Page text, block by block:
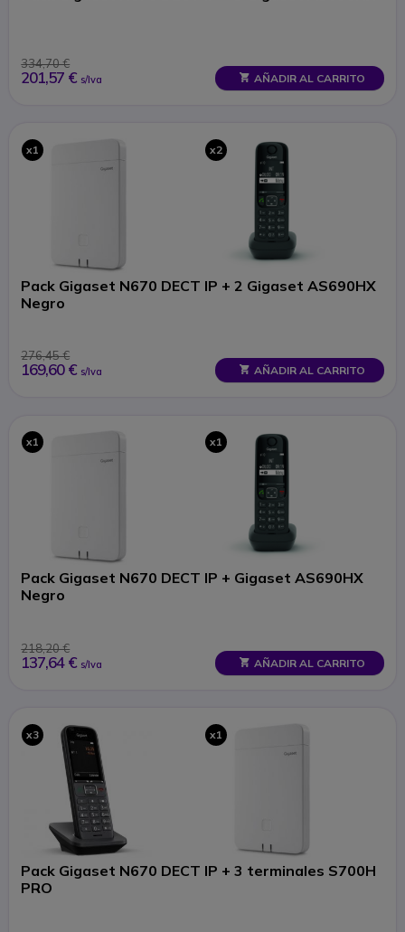
334,70 €
201,57 € s/Iva AÑADIR AL CARRITO
x1 x2
Pack Gigaset N670 DECT IP + 2 Gigaset AS690HX
Negro
276,45 €
169,60 € s/Iva AÑADIR AL CARRITO
x1 x1
Pack Gigaset N670 DECT IP + Gigaset AS690HX
Negro
218,20 €
137,64 € s/Iva AÑADIR AL CARRITO
x3 x1
Pack Gigaset N670 DECT IP + 3 terminales S700H
PRO